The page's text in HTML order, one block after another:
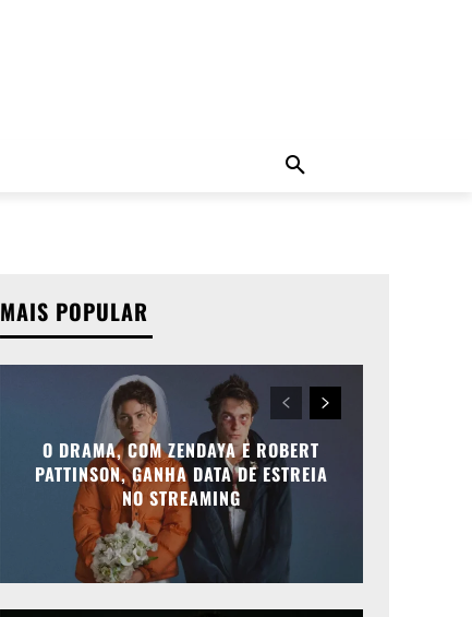
MAIS POPULAR
O DRAMA, COM ZENDAYA E ROBERT
PATTINSON, GANHA DATA DE ESTREIA
NO STREAMING